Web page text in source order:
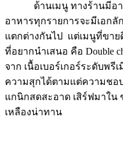
ด้านเมนู ทางร้านมีอาห
อาหารทุกรายการจะมีเอก
แตกต่างกันไป แต่เมนูที่ขาย
ที่อยากนำเสนอ คือ Double
จาก เนื้อเบอร์เกอร์ระดับพ
ความสุกได้ตามแต่ความชอ
แกนิกสดสะอาด เสิร์ฟมาใน
เหลืองน่าทาน